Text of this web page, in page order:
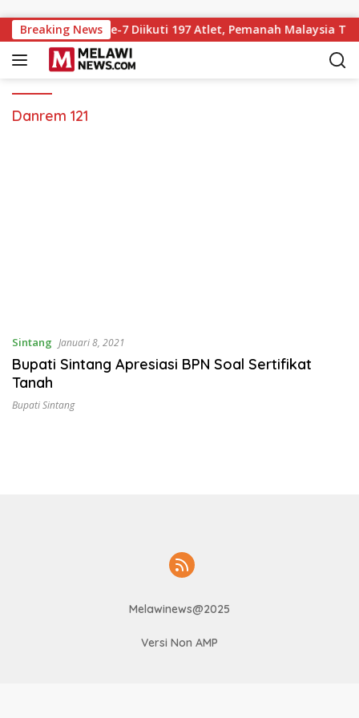
Breaking News
Championship ke-7 Diikuti 197 Atlet, Pemanah Malaysia
Danrem 121
Sintang Januari 8, 2021
Bupati Sintang Apresiasi BPN Soal Sertifikat
Tanah
Bupati Sintang
Melawinews@2025
Versi Non AMP